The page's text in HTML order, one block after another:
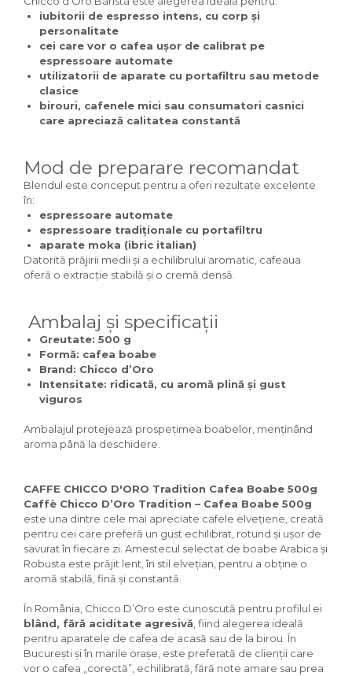
iubitorii de espresso intens, cu corp și
personalitate
cei care vor o cafea ușor de calibrat pe
espressoare automate
utilizatorii de aparate cu portafiltru sau metode
clasice
birouri, cafenele mici sau consumatori casnici
care apreciază calitatea constantă
Mod de preparare recomandat
Blendul este conceput pentru a oferi rezultate excelente
în:
espressoare automate
espressoare tradiționale cu portafiltru
aparate moka (ibric italian)
Datorită prăjirii medii și a echilibrului aromatic, cafeaua
oferă o extracție stabilă și o cremă densă.
Ambalaj și specificații
Greutate: 500 g
Formă: cafea boabe
Brand: Chicco d’Oro
Intensitate: ridicată, cu aromă plină și gust
viguros
Ambalajul protejează prospețimea boabelor, menținând
aroma până la deschidere.
CAFFE CHICCO D'ORO Tradition Cafea Boabe 500g
Caffè Chicco D’Oro Tradition – Cafea Boabe 500g
este una dintre cele mai apreciate cafele elvețiene, creată
pentru cei care preferă un gust echilibrat, rotund și ușor de
savurat în fiecare zi. Amestecul selectat de boabe Arabica și
Robusta este prăjit lent, în stil elvețian, pentru a obține o
aromă stabilă, fină și constantă.
În România, Chicco D’Oro este cunoscută pentru profilul ei
blând, fără aciditate agresivă, fiind alegerea ideală
pentru aparatele de cafea de acasă sau de la birou. În
București și în marile orașe, este preferată de clienții care
vor o cafea „corectă”, echilibrată, fără note amare sau prea